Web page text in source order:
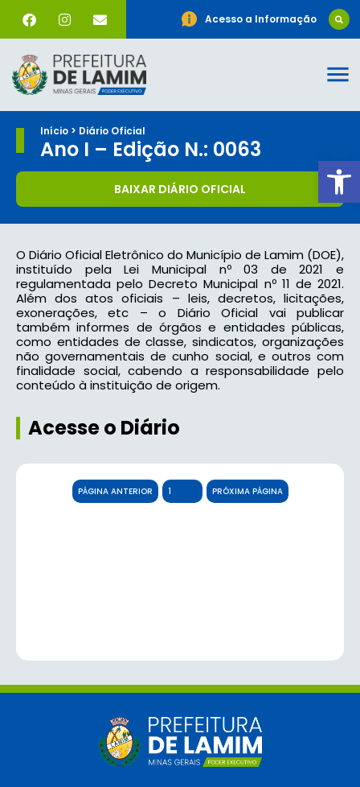
Acesso a Informação
Início > Diário Oficial
Ano I – Edição N.: 0063
BAIXAR DIÁRIO OFICIAL
O Diário Oficial Eletrônico do Município de Lamim (DOE),
instituído pela Lei Municipal nº 03 de 2021 e
regulamentada pelo Decreto Municipal nº 11 de 2021.
Além dos atos oficiais – leis, decretos, licitações,
exonerações, etc – o Diário Oficial vai publicar
também informes de órgãos e entidades públicas,
como entidades de classe, sindicatos, organizações
não governamentais de cunho social, e outros com
finalidade social, cabendo a responsabilidade pelo
conteúdo à instituição de origem.
Acesse o Diário
PÁGINA ANTERIOR PRÓXIMA PÁGINA